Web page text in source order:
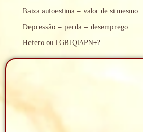
Baixa autoestima – valor de si mesmo
Depressão – perda – desemprego
Hetero ou LGBTQIAPN+?